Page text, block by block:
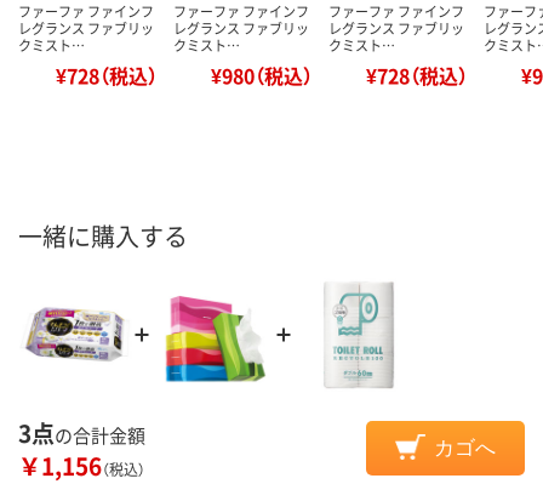
ファーファ ファインフ
レグランス ファブリッ
クミスト…
¥728（税込）
ファーファ ファインフ
レグランス ファブリッ
クミスト…
¥980（税込）
ファーファ ファインフ
レグランス ファブリッ
クミスト…
¥728（税込）
ファーフ
レグラン
クミス
一緒に購入する
3点の合計金額
￥1,156（税込）
カゴへ